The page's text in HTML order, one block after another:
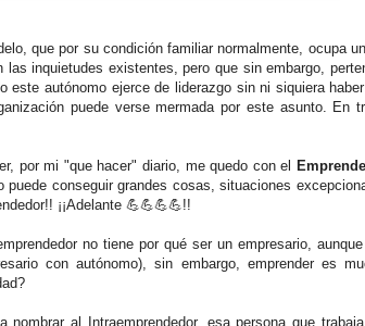
que por su condición familiar normalmente, ocupa
inquietudes existentes, pero que sin embargo,
autónomo ejerce de liderazgo sin ni siquiera
puede verse mermada por este asunto. En
por mi "que hacer" diario, me quedo con el
puede conseguir grandes cosas, situaciones
¡¡Adelante 💪💪💪💪!!
no tiene por qué ser un empresario,
con autónomo), sin embargo, emprender es
al Intraemprendedor, esa persona que